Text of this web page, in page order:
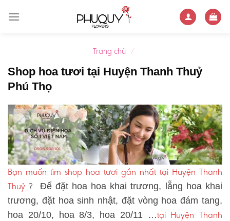
Trang chủ /
Shop hoa tươi tại Huyện Thanh Thuỷ
Phú Thọ
Bạn muốn tìm shop hoa tươi gần nhất tại Huyện Thanh
Thuỷ ? Để đặt hoa hoa khai trương, lẵng hoa khai
trương, đặt hoa sinh nhật, đặt vòng hoa đám tang,
hoa 20/10, hoa 8/3, hoa 20/11 …tại Huyện Thanh